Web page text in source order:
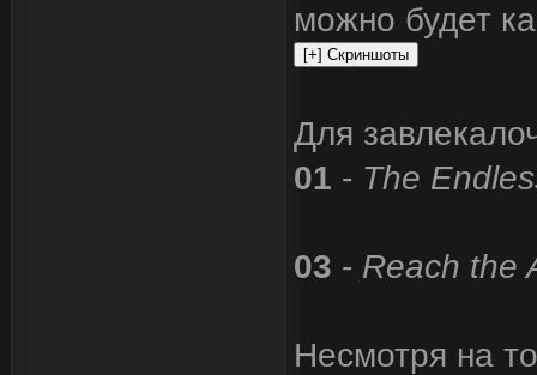
можно будет
Для
01 - The
03 - Reach the
Несмотря на